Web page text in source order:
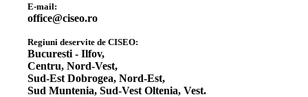
E-mail:
office@ciseo.ro
Regiuni deservite de CISEO:
Bucuresti - Ilfov,
Centru,Nord-Vest,
Sud-Est Dobrogea, Nord-Est,
Sud Muntenia,Sud-Vest Oltenia,Vest.